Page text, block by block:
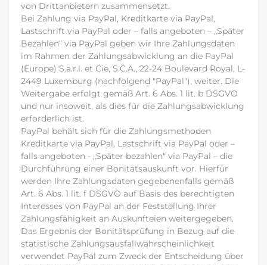
von Drittanbietern zusammensetzt.
Bei Zahlung via PayPal, Kreditkarte via PayPal,
Lastschrift via PayPal oder – falls angeboten – „Später
Bezahlen“ via PayPal geben wir Ihre Zahlungsdaten
im Rahmen der Zahlungsabwicklung an die PayPal
(Europe) S.a.r.l. et Cie, S.C.A., 22-24 Boulevard Royal, L-
2449 Luxemburg (nachfolgend "PayPal"), weiter. Die
Weitergabe erfolgt gemäß Art. 6 Abs. 1 lit. b DSGVO
und nur insoweit, als dies für die Zahlungsabwicklung
erforderlich ist.
PayPal behält sich für die Zahlungsmethoden
Kreditkarte via PayPal, Lastschrift via PayPal oder –
falls angeboten - „Später bezahlen“ via PayPal – die
Durchführung einer Bonitätsauskunft vor. Hierfür
werden Ihre Zahlungsdaten gegebenenfalls gemäß
Art. 6 Abs. 1 lit. f DSGVO auf Basis des berechtigten
Interesses von PayPal an der Feststellung Ihrer
Zahlungsfähigkeit an Auskunfteien weitergegeben.
Das Ergebnis der Bonitätsprüfung in Bezug auf die
statistische Zahlungsausfallwahrscheinlichkeit
verwendet PayPal zum Zweck der Entscheidung über